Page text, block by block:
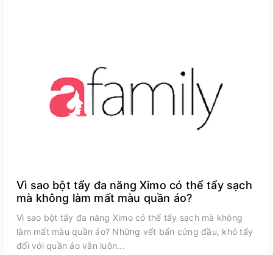
Vì sao bột tẩy đa năng Ximo có thể tẩy sạch
mà không làm mất màu quần áo?
Vì sao bột tẩy đa năng Ximo có thể tẩy sạch mà không
làm mất màu quần áo? Những vết bẩn cứng đầu, khó tẩy
đối với quần áo vẫn luôn...